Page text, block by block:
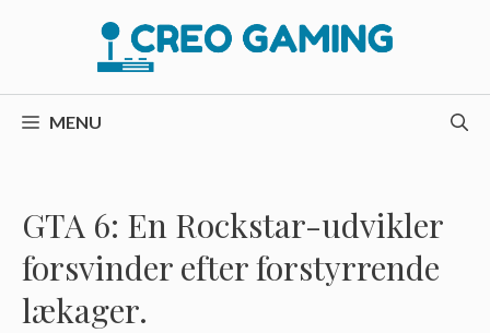
MENU
GTA 6: En Rockstar-udvikler
forsvinder efter forstyrrende
lækager.